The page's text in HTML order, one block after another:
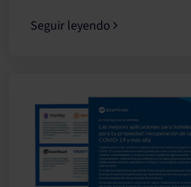
Seguir leyendo